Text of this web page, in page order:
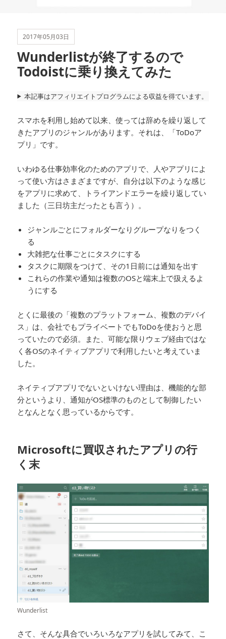
2017年05月03日
Wunderlistが終了するので
Todoistに乗り換えてみた
本記事はアフィリエイトプログラムによる収益を得ています。
スマホを利用し始めて以来、使っては辞めを繰り返して
きたアプリのジャンルがあります。それは、「ToDoア
プリ」です。
いわゆる仕事効率化のためのアプリで、人やアプリによ
って使い方はさまざまですが、自分は以下のような感じ
をアプリに求めて、トライアンドエラーを繰り返してい
ました（三日坊主だったとも言う）。
ジャンルごとにフォルダーなりグループなりをつく
る
大雑把な仕事ごとにタスクにする
タスクに期限をつけて、その1日前には通知を出す
これらの作業や通知は複数のOSと端末上で扱えるよ
うにする
とくに最後の「複数のプラットフォーム、複数のデバイ
ス」は、会社でもプライベートでもToDoを使おうと思
っていたので必須。また、可能な限りウェブ経由ではな
く各OSのネイティブアプリで利用したいと考えていま
した。
ネイティブアプリでないといけない理由は、機能的な部
分というより、通知がOS標準のものとして制御したい
となんとなく思っているからです。
Microsoftに買収されたアプリの行
く末
Wunderlist
さて、そんな具合でいろいろなアプリを試してみて、こ